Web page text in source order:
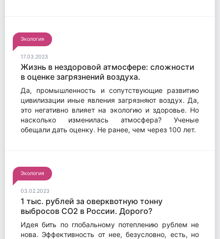
Экология
17.03.2023
Жизнь в нездоровой атмосфере: сложности
в оценке загрязнений воздуха.
Да, промышленность и сопутствующие развитию
цивилизации иные явления загрязняют воздух. Да,
это негативно влияет на экологию и здоровье. Но
насколько изменилась атмосфера? Ученые
обещали дать оценку. Не ранее, чем через 100 лет.
Экология
03.02.2023
1 тыс. рублей за оверквотную тонну
выбросов СО2 в России. Дорого?
Идея бить по глобальному потеплению рублем не
нова. Эффективность от нее, безусловно, есть, но